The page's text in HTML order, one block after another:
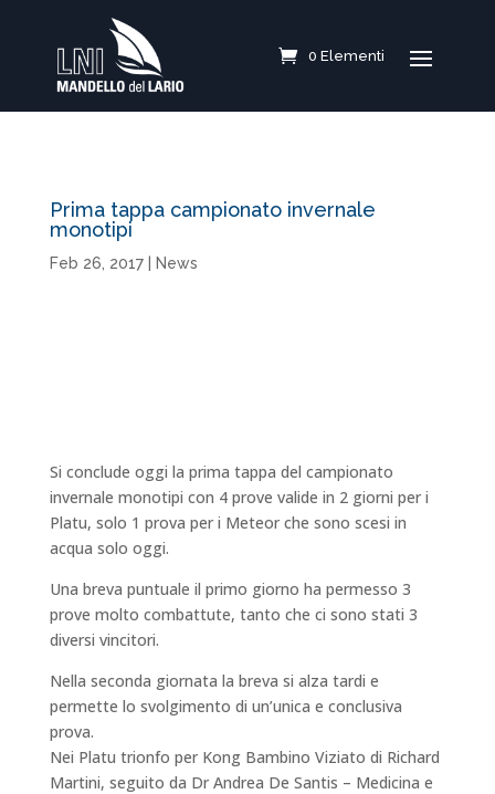
0 Elementi
Prima tappa campionato invernale
monotipi
Feb 26, 2017| News
Si conclude oggi la prima tappa del campionato
invernale monotipi con 4 prove valide in 2 giorni per i
Platu, solo 1 prova per i Meteor che sono scesi in
acqua solo oggi.
Una breva puntuale il primo giorno ha permesso 3
prove molto combattute, tanto che ci sono stati 3
diversi vincitori.
Nella seconda giornata la breva si alza tardi e
permette lo svolgimento di un’unica e conclusiva
prova.
Nei Platu trionfo per Kong Bambino Viziato di Richard
Martini, seguito da Dr Andrea De Santis – Medicina e